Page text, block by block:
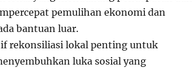
pemulihan ekonomi dan
bantuan luar.
rekonsiliasi lokal penting untuk
luka sosial yang